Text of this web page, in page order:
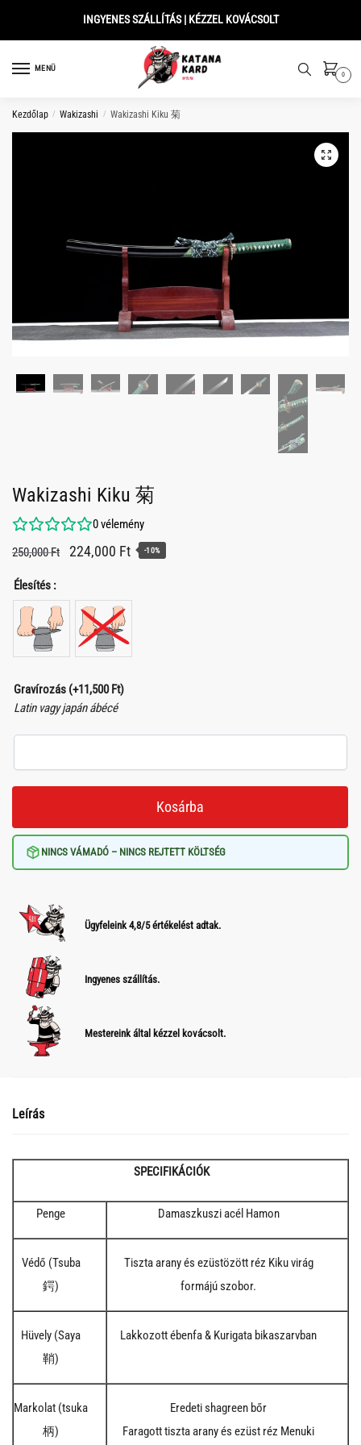
INGYENES SZÁLLÍTÁS | KÉZZEL KOVÁCSOLT
MENÜ
0
Kezdőlap / Wakizashi / Wakizashi Kiku 菊
Wakizashi Kiku 菊
0vélemény
250,000Ft
Original
250,000 Ft.
224,000 FtCurrent
-10%
Élesítés :
Gravírozás (+11,500Ft)
Latin vagy japán ábécé
Kosárba
NINCS VÁMADÓ – NINCS REJTETT KÖLTSÉG
Ügyfeleink 4,8/5 értékelést adtak.
Ingyenes szállítás.
Mestereink által kézzel kovácsolt.
Leírás
SPECIFIKÁCIÓK
Penge Damaszkuszi acél Hamon
Védő (Tsuba
鍔)
Tiszta arany és ezüstözött réz Kiku virág
formájú szobor.
Hüvely (Saya
鞘)
Lakkozott ébenfa & Kurigata bikaszarvban
Markolat (tsuka
柄)
Eredeti shagreen bőr
Faragott tiszta arany és ezüst réz Menuki